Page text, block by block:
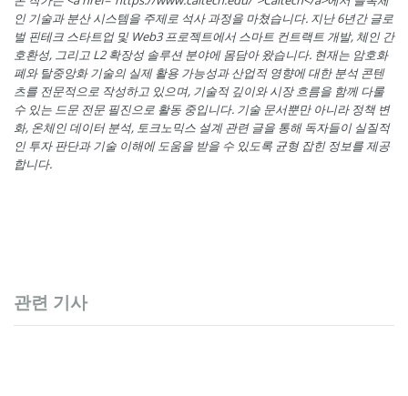
인 기술과 분산 시스템을 주제로 석사 과정을 마쳤습니다. 지난 6년간 글로
벌 핀테크 스타트업 및 Web3 프로젝트에서 스마트 컨트랙트 개발, 체인 간
호환성, 그리고 L2 확장성 솔루션 분야에 몸담아 왔습니다. 현재는 암호화
폐와 탈중앙화 기술의 실제 활용 가능성과 산업적 영향에 대한 분석 콘텐
츠를 전문적으로 작성하고 있으며, 기술적 깊이와 시장 흐름을 함께 다룰
수 있는 드문 전문 필진으로 활동 중입니다. 기술 문서뿐만 아니라 정책 변
화, 온체인 데이터 분석, 토크노믹스 설계 관련 글을 통해 독자들이 실질적
인 투자 판단과 기술 이해에 도움을 받을 수 있도록 균형 잡힌 정보를 제공
합니다.
관련 기사